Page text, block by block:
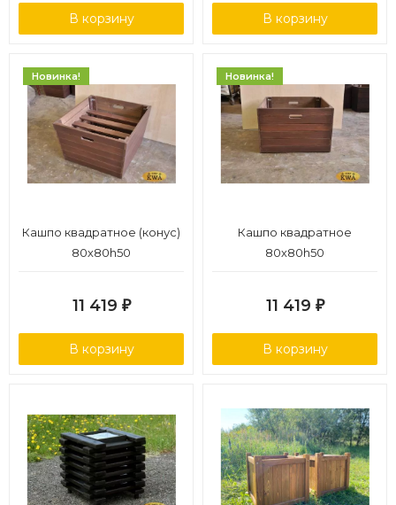
В корзину В корзину
Новинка!
Кашпо квадратное (конус)
80х80h50
11 419 ₽
В корзину
Новинка!
Кашпо квадратное
80х80h50
11 419 ₽
В корзину